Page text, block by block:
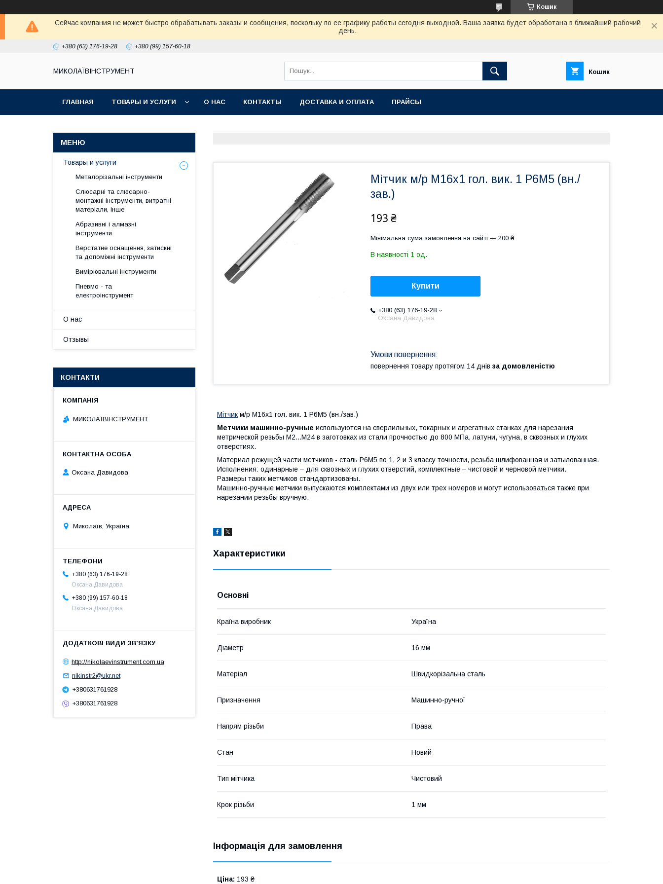
Кошик
Сейчас компания не может быстро обрабатывать заказы и сообщения, поскольку по ее графику работы сегодня выходной. Ваша заявка будет обработана в ближайший рабочий
день.
+380 (63) 176-19-28 +380 (99) 157-60-18
МИКОЛАЇВІНСТРУМЕНТ Кошик
ГЛАВНАЯ ТОВАРЫ И УСЛУГИ О НАС КОНТАКТЫ ДОСТАВКА И ОПЛАТА ПРАЙСЫ
Мітчик м/р М16х1 гол. вик. 1 Р6М5 (вн./
зав.)
193 ₴
Мінімальна сума замовлення на сайті — 200 ₴
В наявності 1 од.
Купити
+380 (63) 176-19-28
Оксана Давидова
повернення товару протягом 14 днів за домовленістю
Мітчик м/р М16х1 гол. вик. 1 Р6М5 (вн./зав.)
Метчики машинно-ручные используются на сверлильных, токарных и агрегатных станках для нарезания
метрической резьбы М2...М24 в заготовках из стали прочностью до 800 МПа, латуни, чугуна, в сквозных и глухих
отверстиях.
Материал режущей части метчиков - сталь Р6М5 по 1, 2 и 3 классу точности, резьба шлифованная и затылованная.
Исполнения: одинарные – для сквозных и глухих отверстий, комплектные – чистовой и черновой метчики.
Размеры таких метчиков стандартизованы.
Машинно-ручные метчики выпускаются комплектами из двух или трех номеров и могут использоваться также при
нарезании резьбы вручную.
Характеристики
Основні
Країна виробник Україна
Діаметр 16 мм
Матеріал Швидкорізальна сталь
Призначення Машинно-ручної
Напрям різьби Права
Стан Новий
Тип мітчика Чистовий
Крок різьби 1 мм
Інформація для замовлення
Ціна: 193 ₴
Товары и услуги
Металорізальні інструменти
Слюсарні та слюсарно-
монтажні інструменти, витратні
матеріали, інше
Абразивні і алмазні
інструменти
Верстатне оснащення, затискні
та допоміжні інструменти
Вимірювальні інструменти
Пневмо - та
електроінструмент
О нас
Отзывы
КОНТАКТИ
МИКОЛАЇВІНСТРУМЕНТ
Оксана Давидова
Миколаїв, Україна
+380 (63) 176-19-28
Оксана Давидова
+380 (99) 157-60-18
Оксана Давидова
http://nikolaevinstrument.com.ua
nikinstr2@ukr.net
+380631761928
+380631761928